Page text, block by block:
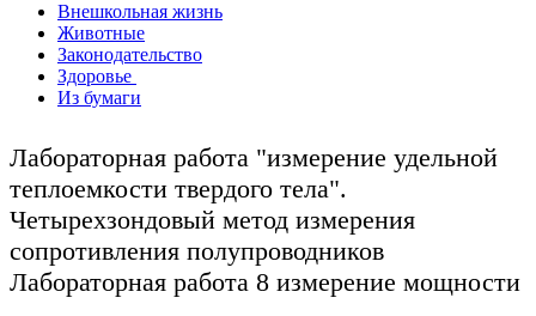
Внешкольная жизнь
Животные
Законодательство
Здоровье
Из бумаги
Лабораторная работа "измерение удельной
теплоемкости твердого тела".
Четырехзондовый метод измерения
сопротивления полупроводников
Лабораторная работа 8 измерение мощности